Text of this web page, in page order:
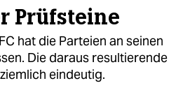
Prüfsteine
hat die Parteien an seinen
Die daraus resultierende
eindeutig.